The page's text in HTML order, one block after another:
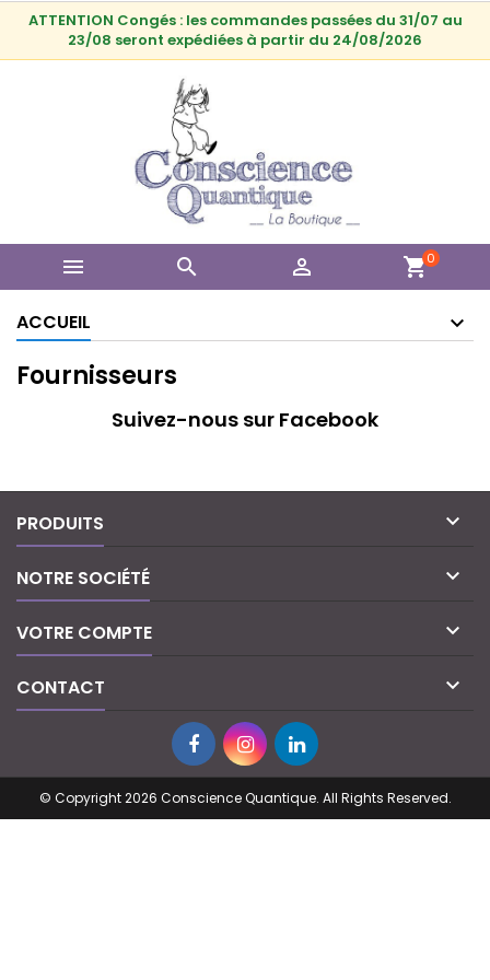
ATTENTION Congés : les commandes passées du 31/07 au
23/08 seront expédiées à partir du 24/08/2026
   shopping_cart0
ACCUEIL
Fournisseurs
Suivez-nous sur Facebook
PRODUITS 
NOTRE SOCIÉTÉ 
VOTRE COMPTE 
CONTACT 
© Copyright 2026 Conscience Quantique. All Rights Reserved.